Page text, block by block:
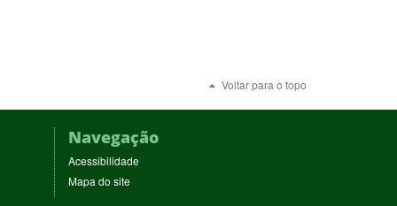
Voltar para o topo
Navegação
Acessibilidade
Mapa do site